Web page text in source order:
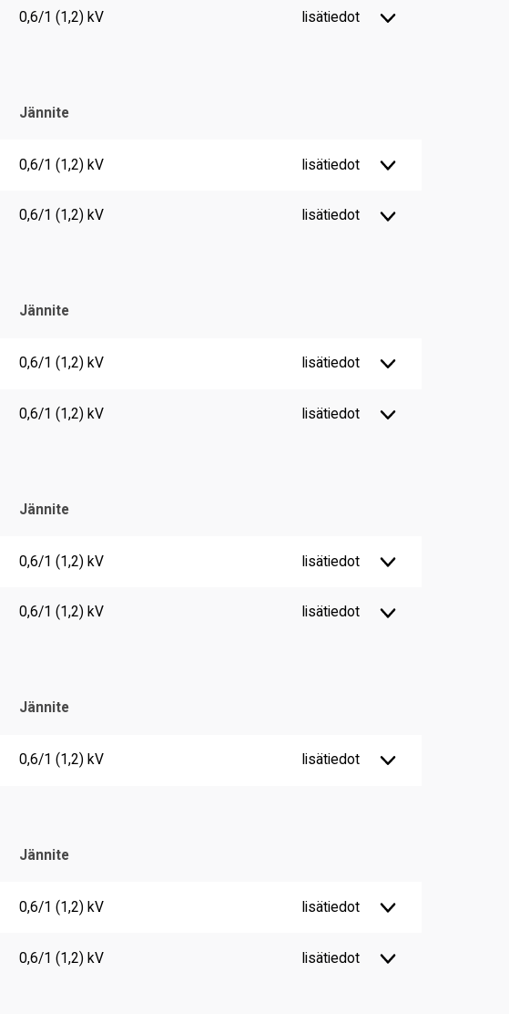
0,6/1 (1,2) kV lisätiedot
Jännite
0,6/1 (1,2) kV lisätiedot
0,6/1 (1,2) kV lisätiedot
Jännite
0,6/1 (1,2) kV lisätiedot
0,6/1 (1,2) kV lisätiedot
Jännite
0,6/1 (1,2) kV lisätiedot
0,6/1 (1,2) kV lisätiedot
Jännite
0,6/1 (1,2) kV lisätiedot
Jännite
0,6/1 (1,2) kV lisätiedot
0,6/1 (1,2) kV lisätiedot